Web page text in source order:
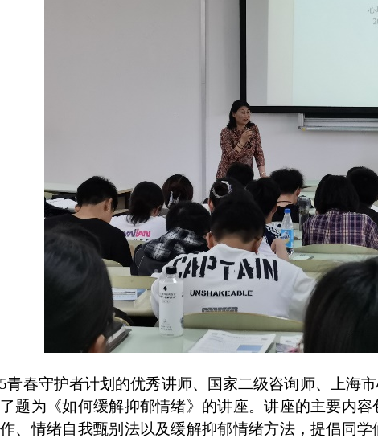
青春守护者计划的优秀讲师、国家二级咨询师、上海
题为《如何缓解抑郁情绪》的讲座。讲座的主要内
、情绪自我甄别法以及缓解抑郁情绪方法，提倡同